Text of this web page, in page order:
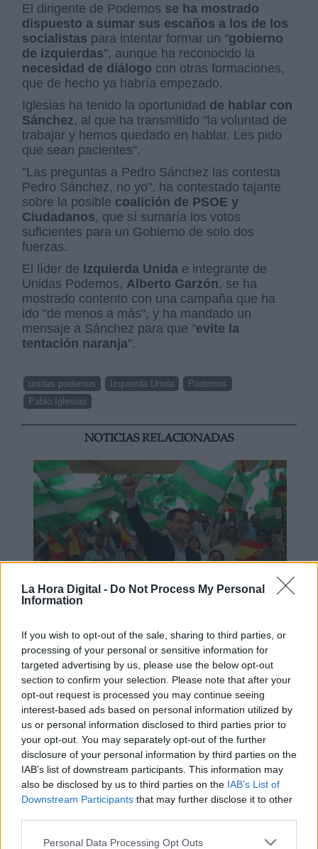
La Hora Digital - Do Not Process My Personal
Information
If you wish to opt-out of the sale, sharing to third parties, or
processing of your personal or sensitive information for
targeted advertising by us, please use the below opt-out
section to confirm your selection. Please note that after your
opt-out request is processed you may continue seeing
interest-based ads based on personal information utilized by
us or personal information disclosed to third parties prior to
your opt-out. You may separately opt-out of the further
disclosure of your personal information by third parties on the
IAB’s list of downstream participants. This information may
also be disclosed by us to third parties on the IAB’s List of
Downstream Participants that may further disclose it to other
Personal Data Processing Opt Outs
El dirigente de Podemos se ha mostrado
dispuesto a sumar sus escaños a los de los
socialistas para intentar formar un "gobierno
de izquierdas", aunque ha reconocido la
necesidad de diálogo con otras formaciones,
que de hecho ya habría empezado.
Iglesias ha tenido la oportunidad de hablar con
Sánchez, al que ha transmitido "la voluntad de
trabajar y hemos quedado en hablar. Les pido
que sean pacientes".
"Las preguntas a Pedro Sánchez las contesta
Pedro Sánchez, no yo", ha contestado tajante
sobre la posible coalición de PSOE y
Ciudadanos, que sí sumaría los votos
suficientes para un Gobierno de solo dos
fuerzas.
El líder de Izquierda Unida e integrante de
Unidas Podemos, Alberto Garzón, se ha
mostrado contento con una campaña que ha
ido "de menos a más", y ha mandado un
mensaje a Sánchez para que "evite la
tentación naranja".
unidas podemos Izquierda Unida
Podemos
Pablo Iglesias
NOTICIAS RELACIONADAS
Moreno Bonilla gana con mayoría
absoluta en Andalucía escondiendo
las siglas del Partido Popular